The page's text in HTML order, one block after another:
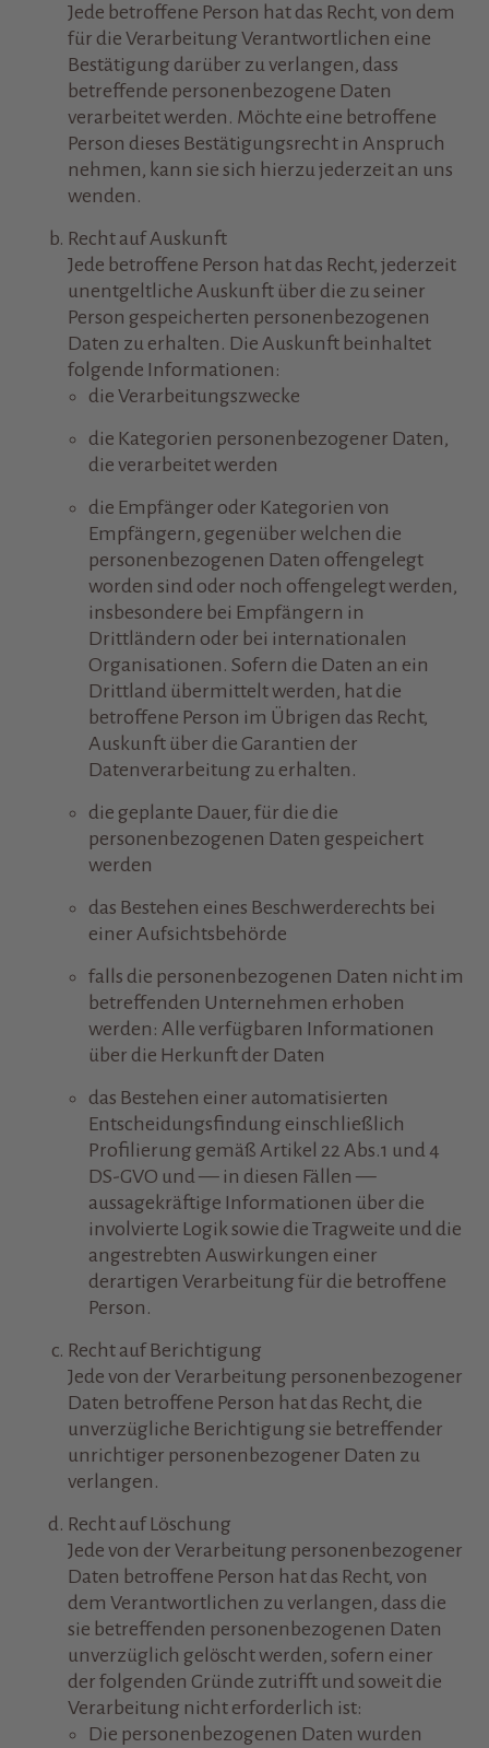
Jede betroffene Person hat das Recht, von dem
für die Verarbeitung Verantwortlichen eine
Bestätigung darüber zu verlangen, dass
betreffende personenbezogene Daten
verarbeitet werden. Möchte eine betroffene
Person dieses Bestätigungsrecht in Anspruch
nehmen, kann sie sich hierzu jederzeit an uns
wenden.
Recht auf Auskunft
Jede betroffene Person hat das Recht, jederzeit
unentgeltliche Auskunft über die zu seiner
Person gespeicherten personenbezogenen
Daten zu erhalten. Die Auskunft beinhaltet
folgende Informationen:
die Verarbeitungszwecke
die Kategorien personenbezogener Daten,
die verarbeitet werden
die Empfänger oder Kategorien von
Empfängern, gegenüber welchen die
personenbezogenen Daten offengelegt
worden sind oder noch offengelegt werden,
insbesondere bei Empfängern in
Drittländern oder bei internationalen
Organisationen. Sofern die Daten an ein
Drittland übermittelt werden, hat die
betroffene Person im Übrigen das Recht,
Auskunft über die Garantien der
Datenverarbeitung zu erhalten.
die geplante Dauer, für die die
personenbezogenen Daten gespeichert
werden
das Bestehen eines Beschwerderechts bei
einer Aufsichtsbehörde
falls die personenbezogenen Daten nicht im
betreffenden Unternehmen erhoben
werden: Alle verfügbaren Informationen
über die Herkunft der Daten
das Bestehen einer automatisierten
Entscheidungsfindung einschließlich
Profilierung gemäß Artikel 22 Abs.1 und 4
DS-GVO und — in diesen Fällen —
aussagekräftige Informationen über die
involvierte Logik sowie die Tragweite und die
angestrebten Auswirkungen einer
derartigen Verarbeitung für die betroffene
Person.
Recht auf Berichtigung
Jede von der Verarbeitung personenbezogener
Daten betroffene Person hat das Recht, die
unverzügliche Berichtigung sie betreffender
unrichtiger personenbezogener Daten zu
verlangen.
Recht auf Löschung
Jede von der Verarbeitung personenbezogener
Daten betroffene Person hat das Recht, von
dem Verantwortlichen zu verlangen, dass die
sie betreffenden personenbezogenen Daten
unverzüglich gelöscht werden, sofern einer
der folgenden Gründe zutrifft und soweit die
Verarbeitung nicht erforderlich ist:
Die personenbezogenen Daten wurden